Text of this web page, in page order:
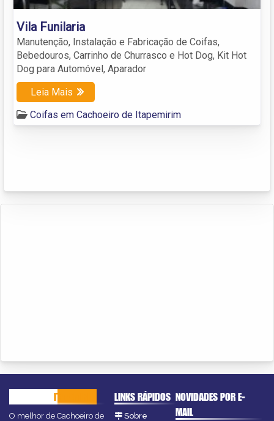
Vila Funilaria
Manutenção, Instalação e Fabricação de Coifas,
Bebedouros, Carrinho de Churrasco e Hot Dog, Kit Hot
Dog para Automóvel, Aparador
Leia Mais
Coifas em Cachoeiro de Itapemirim
ITAPEMIRIM
O melhor de Cachoeiro de
LINKS RÁPIDOS
Sobre
NOVIDADES POR E-
MAIL